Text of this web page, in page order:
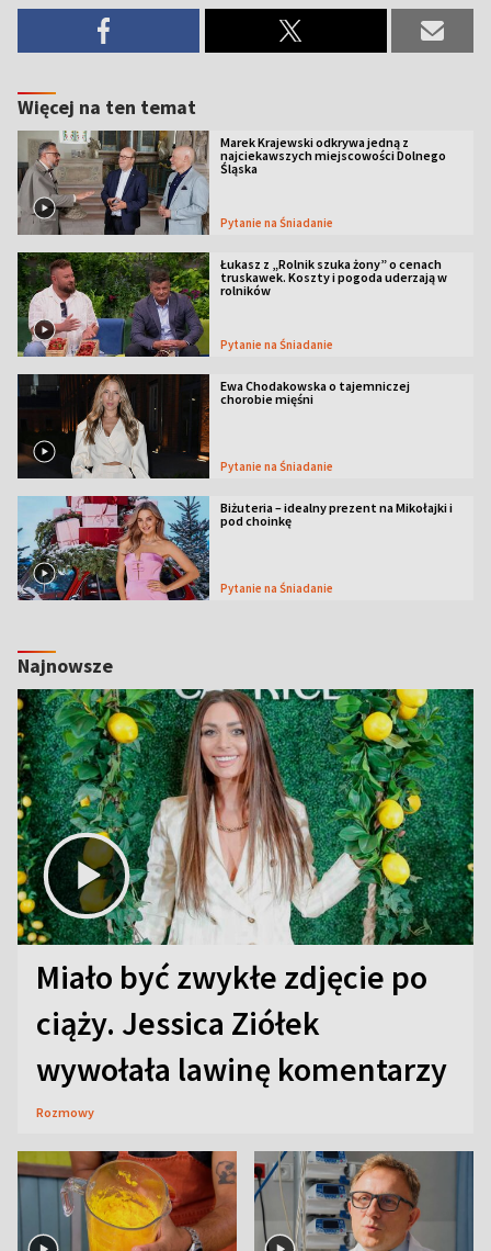
Więcej na ten temat
Marek Krajewski odkrywa jedną z
najciekawszych miejscowości Dolnego
Śląska
Pytanie na Śniadanie
Łukasz z „Rolnik szuka żony” o cenach
truskawek. Koszty i pogoda uderzają w
rolników
Pytanie na Śniadanie
Ewa Chodakowska o tajemniczej
chorobie mięśni
Pytanie na Śniadanie
Biżuteria – idealny prezent na Mikołajki i
pod choinkę
Pytanie na Śniadanie
Najnowsze
Miało być zwykłe zdjęcie po
ciąży. Jessica Ziółek
wywołała lawinę komentarzy
Rozmowy